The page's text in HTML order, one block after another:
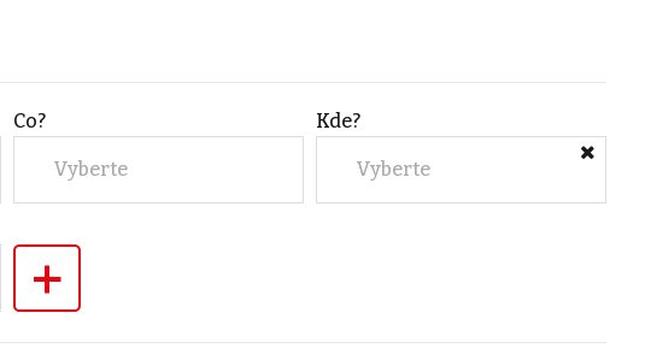
Co?
Vyberte
Kde?
Vyberte
+